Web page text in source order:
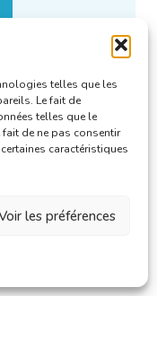
telles que les
Le fait de
telles que le
de ne pas consentir
caractéristiques
les préférences
.